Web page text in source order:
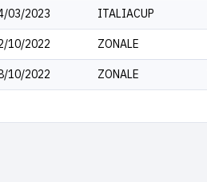
03/2023 ITALIACUP
10/2022 ZONALE
10/2022 ZONALE